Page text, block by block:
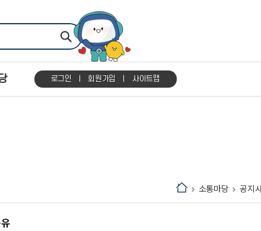
로그인 회원가입 사이트맵
소통마당 공지